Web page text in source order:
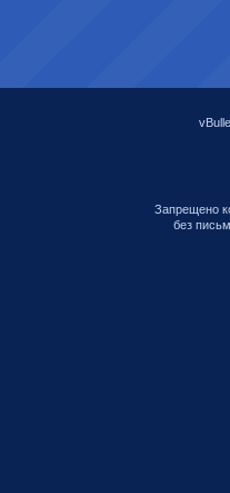
Запрещено
без